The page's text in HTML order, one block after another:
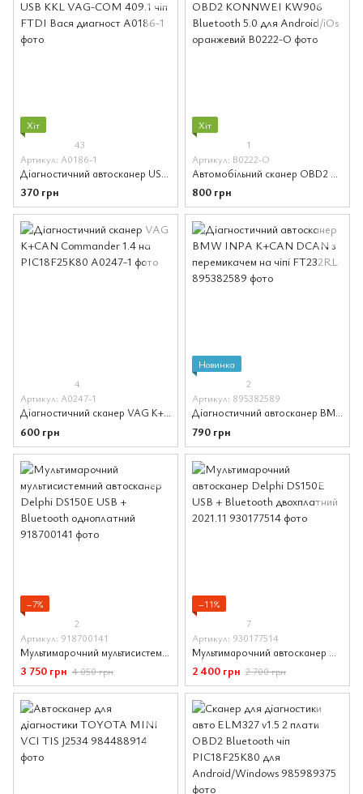
Хіт
43
Артикул: A0186-1
370 грн
Хіт
1
Артикул: B0222-O
800 грн
4
Артикул: A0247-1
Діагностичний сканер VAG K+CAN Commander 1.4 на PIC18F25K80
600 грн
Новинка
2
Артикул: 895382589
Діагностичний автосканер BMW INPA K+CAN DCAN з перемикачем на чіпі FT232RL
790 грн
−7%
2
Артикул: 918700141
Мультимарочний мультисистемний автосканер Delphi DS150E USB + Bluetooth одноплатний
3 750 грн 4 050 грн
−11%
7
Артикул: 930177514
Мультимарочний автосканер Delphi DS150E USB + Bluetooth двохплатний 2021.11
2 400 грн 2 700 грн